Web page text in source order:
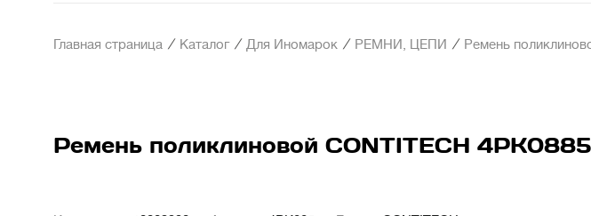
Главная страница / Каталог / Для Иномарок / РЕМНИ, ЦЕПИ / Ремень
Ремень поликлиновой CONTITECH 4PK0885